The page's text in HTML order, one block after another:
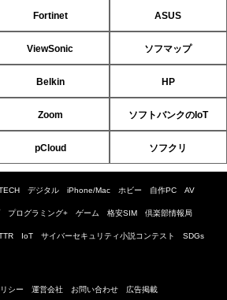
Fortinet ASUS
ViewSonic ソフマップ
Belkin HP
Zoom ソフトバンクのIoT
pCloud ソフクリ
デジタル iPhone/Mac ホビー 自作PC AV
プログラミング+ ゲーム 格安SIM 倶楽部情報局
IoT サイバーセキュリティ小説コンテスト SDGs
シー 運営会社 お問い合わせ 広告掲載